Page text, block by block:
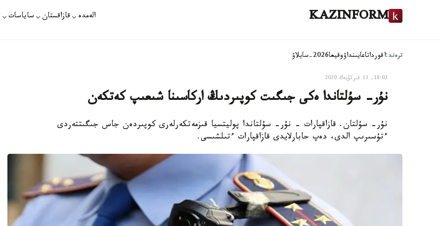
KAZINFORM الەمدە قازاقستان ساياسات
ترەند:اقورداتاعايىنداۋوقيعا2026-سايلاۋ
18:03, 13 قىركۇيەك 2020
نۇر- سۇلتاندا ەكى جىگىت كوپىردىڭ اركاسىنا شىعىپ كەتكەن
نۇر- سۇلتان. قازاقپارات - نۇر- سۇلتاندا پوليتسيا قىزمەتكەرلەرى كوپىردەن جاس جىگىتتەردى
ءتۇسىرىپ الدى، دەپ حابارلايدى قازاقپارات ءتىلشىسى.